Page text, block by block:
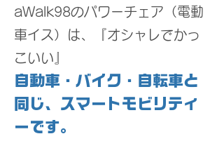
aWalk98のパワーチェア（電動
車イス）は、『オシャレでかっ
こいい』
自動車・バイク・自転車と
同じ、スマートモビリティ
ーです。